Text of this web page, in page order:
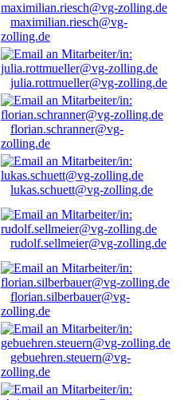
maximilian.riesch@vg-
zolling.de
julia.rottmueller@vg-zolling.de
florian.schranner@vg-
zolling.de
lukas.schuett@vg-zolling.de
rudolf.sellmeier@vg-zolling.de
florian.silberbauer@vg-
zolling.de
gebuehren.steuern@vg-
zolling.de